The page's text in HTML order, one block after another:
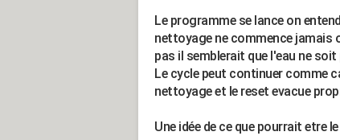
Le programme se lance on
nettoyage ne commence jamais
pas il semblerait que l'eau ne
Le cycle peut continuer comme
nettoyage et le reset evacue
Une idée de ce que pourrait etre